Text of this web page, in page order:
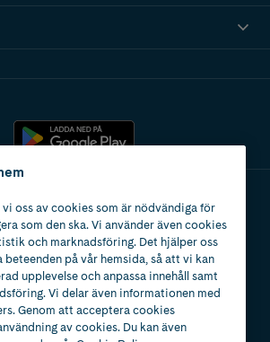
2024
oss av cookies som är nödvändiga för
som den ska. Vi använder även cookies
och marknadsföring. Det hjälper oss
på vår hemsida, så att vi kan
upplevelse och anpassa innehåll samt
Vi delar även informationen med
Genom att acceptera cookies
av cookies. Du kan även